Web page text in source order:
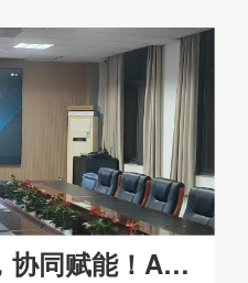
同赋能！AOC